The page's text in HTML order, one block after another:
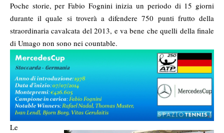
Poche storie, per Fabio Fognini inizia un periodo di 15 giorni
durante il quale si troverà a difendere 750 punti frutto della
straordinaria cavalcata del 2013, e va bene che quelli della finale
di Umago non sono nei countable.
Le